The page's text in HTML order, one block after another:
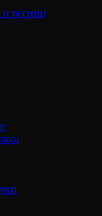
ресниц